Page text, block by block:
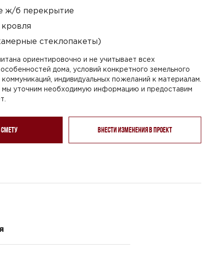
ж/б перекрытие
стеклопакеты)
ориентировочно и не учитывает всех
дома, условий конкретного земельного
коммуникаций, индивидуальных пожеланий к материалам.
мы уточним необходимую информацию и предоставим
смету Внести изменения в проект